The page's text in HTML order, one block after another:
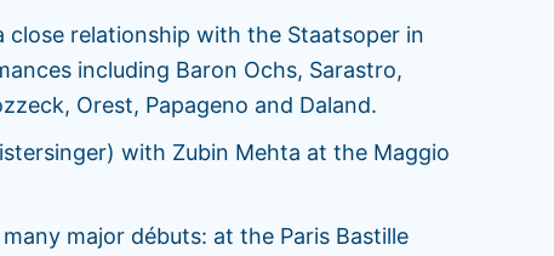
close relationship with the Staatsoper in
including Baron Ochs, Sarastro,
Orest, Papageno and Daland.
with Zubin Mehta at the Maggio
major débuts: at the Paris Bastille